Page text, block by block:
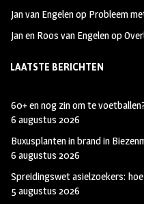
Jan van Engelenop Probleem
Jan en Roos van Engelenop
LAATSTE BERICHTEN
60+ en nog zin om te
6 augustus 2026
Buxusplanten in brand in
6 augustus 2026
Spreidingswet asielzoekers:
5 augustus 2026